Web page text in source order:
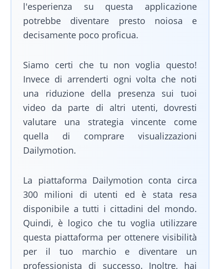
l'esperienza su questa applicazione
potrebbe diventare presto noiosa e
decisamente poco proficua.
Siamo certi che tu non voglia questo!
Invece di arrenderti ogni volta che noti
una riduzione della presenza sui tuoi
video da parte di altri utenti, dovresti
valutare una strategia vincente come
quella di comprare visualizzazioni
Dailymotion.
La piattaforma Dailymotion conta circa
300 milioni di utenti ed è stata resa
disponibile a tutti i cittadini del mondo.
Quindi, è logico che tu voglia utilizzare
questa piattaforma per ottenere visibilità
per il tuo marchio e diventare un
professionista di successo. Inoltre, hai